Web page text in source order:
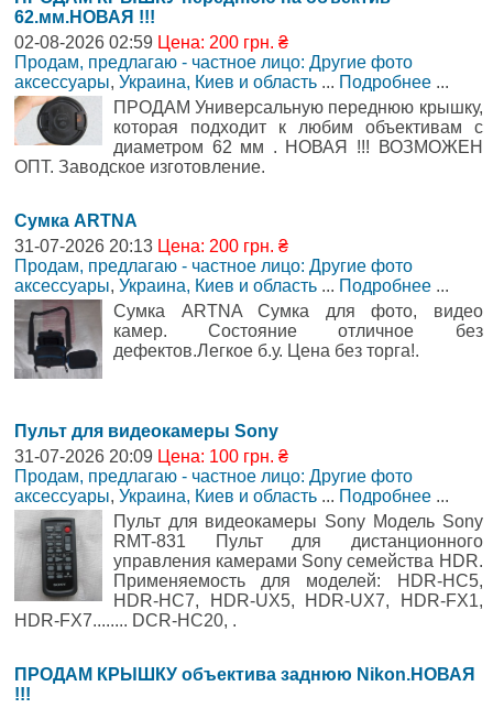
62.мм.НОВАЯ !!!
02-08-2026 02:59 Цена: 200 грн. ₴
Продам, предлагаю - частное лицо: Другие фото
аксессуары, Украина, Киев и область ... Подробнее ...
ПРОДАМ Универсальную переднюю крышку,
которая подходит к любим объективам с
диаметром 62 мм . НОВАЯ !!! ВОЗМОЖЕН
ОПТ. Заводское изготовление.
Сумка ARTNA
31-07-2026 20:13 Цена: 200 грн. ₴
Продам, предлагаю - частное лицо: Другие фото
аксессуары, Украина, Киев и область ... Подробнее ...
Сумка ARTNA Сумка для фото, видео
камер. Состояние отличное без
дефектов.Легкое б.у. Цена без торга!.
Пульт для видеокамеры Sony
31-07-2026 20:09 Цена: 100 грн. ₴
Продам, предлагаю - частное лицо: Другие фото
аксессуары, Украина, Киев и область ... Подробнее ...
Пульт для видеокамеры Sony Модель Sony
RMT-831 Пульт для дистанционного
управления камерами Sony семейства HDR.
Применяемость для моделей: HDR-HC5,
HDR-HC7, HDR-UX5, HDR-UX7, HDR-FX1,
HDR-FX7........ DCR-HC20, .
ПРОДАМ КРЫШКУ объектива заднюю Nikon.НОВАЯ
!!!